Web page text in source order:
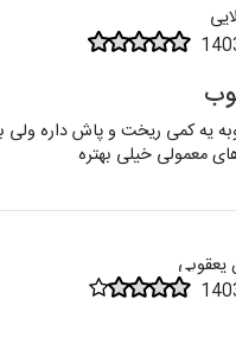
یه کمی ریخت و پاش داره ولی
معمولی خیلی بهتره
یعقوبی